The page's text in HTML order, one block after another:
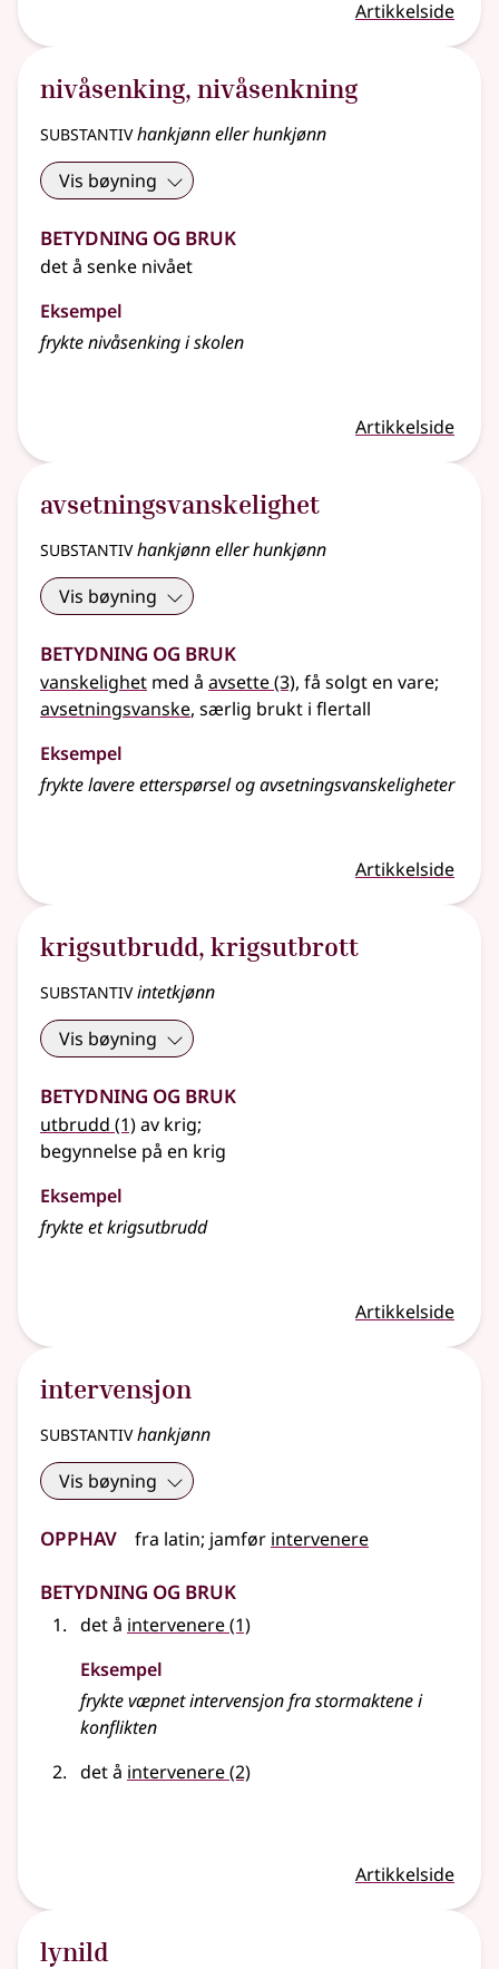
Artikkelside
nivåsenking, nivåsenkning
substantivhankjønn eller hunkjønn
Vis bøyning
Betydning og bruk
det å senke nivået
Eksempel
frykte nivåsenking i skolen
Artikkelside
avsetningsvanskelighet
substantivhankjønn eller hunkjønn
Vis bøyning
Betydning og bruk
vanskelighet med å avsette(3), få solgt en vare;
avsetningsvanske, særlig brukt i flertall
Eksempel
frykte lavere etterspørsel og avsetningsvanskeligheter
Artikkelside
krigsutbrudd, krigsutbrott
substantivintetkjønn
Vis bøyning
Betydning og bruk
utbrudd (1)av krig;
begynnelse på en krig
Eksempel
frykte et krigsutbrudd
Artikkelside
intervensjon
substantivhankjønn
Vis bøyning
Opphav fra latin; jamfør intervenere
Betydning og bruk
det å intervenere(1)
Eksempel
frykte væpnetintervensjonfra stormaktene i
konflikten
det å intervenere(2)
Artikkelside
lynild